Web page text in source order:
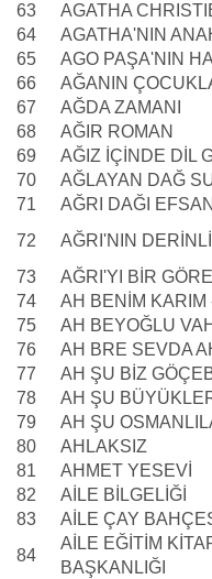
63
AGATHA
64
AGATHA'NIN
65
AGO PAŞA'NIN
66
AĞANIN
67
AĞDA ZAMANI
68
AĞIR ROMAN
69
AĞIZ İÇİNDE DİL
70
AĞLAYAN DAĞ
71
AĞRI DAĞI
72
AĞRI'NIN
73
AĞRI'YI BİR
74
AH BENİM KARIM
75
AH BEYOĞLU
76
AH BRE SEVDA
77
AH ŞU BİZ
78
AH ŞU
79
AH ŞU
80
AHLAKSIZ
81
AHMET YESEVİ
82
AİLE BİLGELİĞİ
83
AİLE ÇAY
84
AİLE EĞİTİM
BAŞKANLIĞI